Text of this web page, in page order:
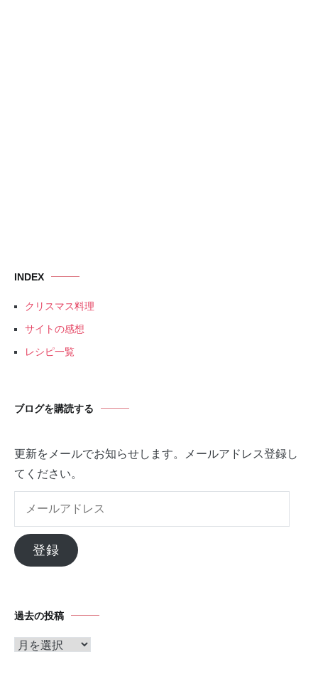
INDEX
クリスマス料理
サイトの感想
レシピ一覧
ブログを購読する
更新をメールでお知らせします。メールアドレス登録し
てください。
ル
ア
ス
登録
過去の投稿
ア